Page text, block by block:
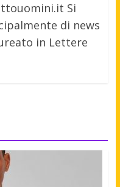
Si
di news
in Lettere